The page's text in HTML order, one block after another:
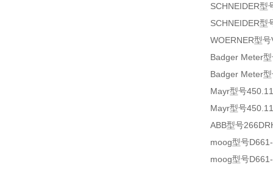
SCHNEIDER型
SCHNEIDER型
WOERNER型
Badger Meter
Badger Meter
Mayr型号
Mayr型号
ABB型号
moog型号
moog型号